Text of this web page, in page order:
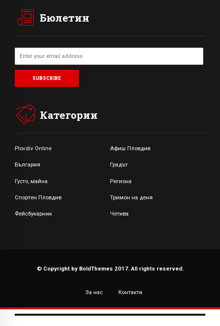
Бюлетин
Категории
Plovdiv Online Афиш Пловдив
България Градът
Густо, майна Региона
Спортен Пловдив Тримон на деня
Фейсбукарник Четива
© Copyright by BoldThemes 2017. All rights reserved.
За нас Контакти